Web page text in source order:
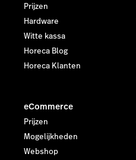
Prijzen
Hardware
Witte kassa
Horeca Blog
Horeca Klanten
eCommerce
Prijzen
Mogelijkheden
Webshop